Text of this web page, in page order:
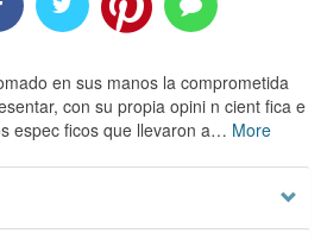
en sus manos la comprometida
con su propia opini n cient fica e
espec ficos que llevaron a… More